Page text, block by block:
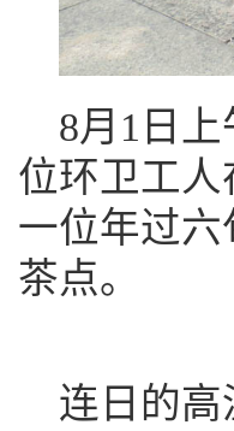
8月1日
位环卫工
一位年过
茶点。
连日的高